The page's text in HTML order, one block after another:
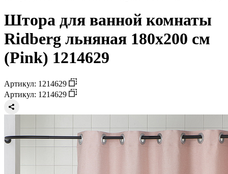
Штора для ванной комнаты
Ridberg льняная 180x200 см
(Pink) 1214629
Артикул: 1214629
Артикул: 1214629